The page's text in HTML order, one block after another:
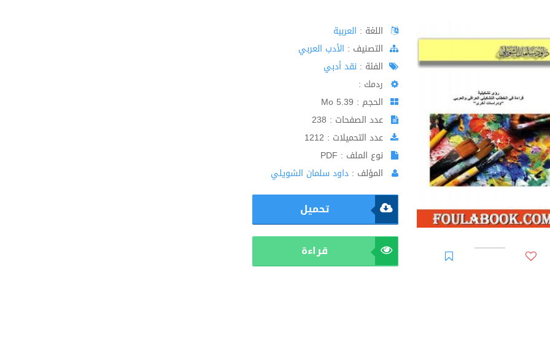
اللغة : العربية
اﻟﺘﺼﻨﻴﻒ : الأدب العربي
الفئة : نقد أدبي
ردمك :
الحجم : 5.39 Mo
عدد الصفحات : 238
عدد التحميلات : 1212
نوع الملف : PDF
المؤلف : داود سلمان الشويلي
تحميل
قراءة